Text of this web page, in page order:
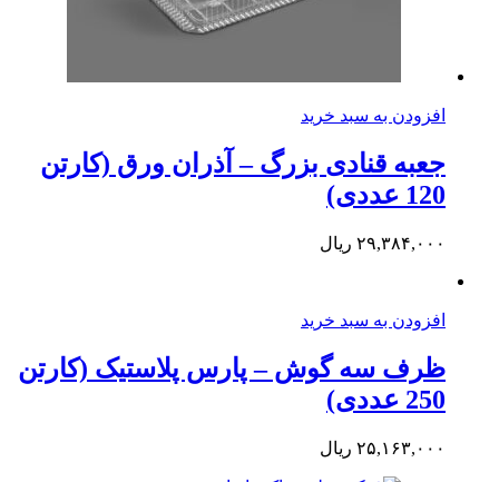
افزودن به سبد خرید
جعبه قنادی بزرگ – آذران ورق (کارتن
120 عددی)
۲۹,۳۸۴,۰۰۰ ریال
افزودن به سبد خرید
ظرف سه گوش – پارس پلاستیک (کارتن
250 عددی)
۲۵,۱۶۳,۰۰۰ ریال